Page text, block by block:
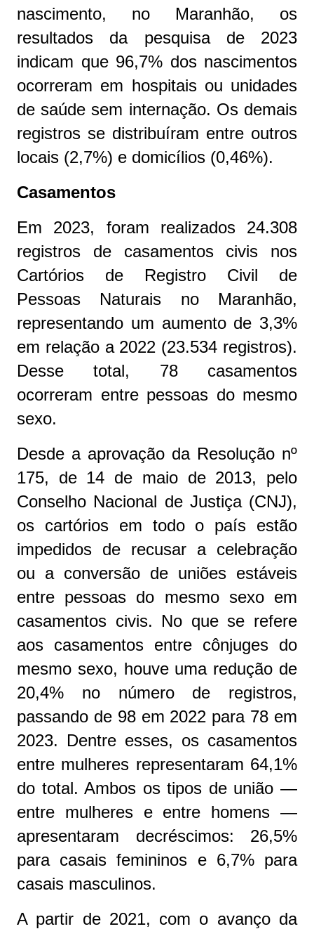
nascimento, no Maranhão, os
resultados da pesquisa de 2023
indicam que 96,7% dos nascimentos
ocorreram em hospitais ou unidades
de saúde sem internação. Os demais
registros se distribuíram entre outros
locais (2,7%) e domicílios (0,46%).
Casamentos
Em 2023, foram realizados 24.308
registros de casamentos civis nos
Cartórios de Registro Civil de
Pessoas Naturais no Maranhão,
representando um aumento de 3,3%
em relação a 2022 (23.534 registros).
Desse total, 78 casamentos
ocorreram entre pessoas do mesmo
sexo.
Desde a aprovação da Resolução nº
175, de 14 de maio de 2013, pelo
Conselho Nacional de Justiça (CNJ),
os cartórios em todo o país estão
impedidos de recusar a celebração
ou a conversão de uniões estáveis
entre pessoas do mesmo sexo em
casamentos civis. No que se refere
aos casamentos entre cônjuges do
mesmo sexo, houve uma redução de
20,4% no número de registros,
passando de 98 em 2022 para 78 em
2023. Dentre esses, os casamentos
entre mulheres representaram 64,1%
do total. Ambos os tipos de união —
entre mulheres e entre homens —
apresentaram decréscimos: 26,5%
para casais femininos e 6,7% para
casais masculinos.
A partir de 2021, com o avanço da